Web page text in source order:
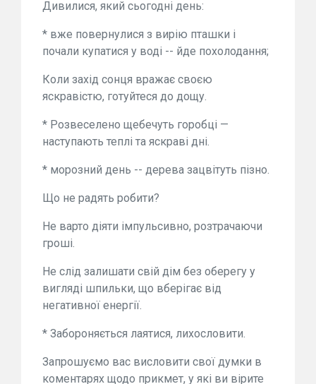
Дивилися, який сьогодні день:
* вже повернулися з вирію пташки і
почали купатися у воді -- йде похолодання;
Коли захід сонця вражає своєю
яскравістю, готуйтеся до дощу.
* Розвеселено щебечуть горобці —
наступають теплі та яскраві дні.
* морозний день -- дерева зацвітуть пізно.
Що не радять робити?
Не варто діяти імпульсивно, розтрачаючи
гроші.
Не слід залишати свій дім без оберегу у
вигляді шпильки, що вберігає від
негативної енергії.
* Забороняється лаятися, лихословити.
Запрошуємо вас висловити свої думки в
коментарях щодо прикмет, у які ви вірите